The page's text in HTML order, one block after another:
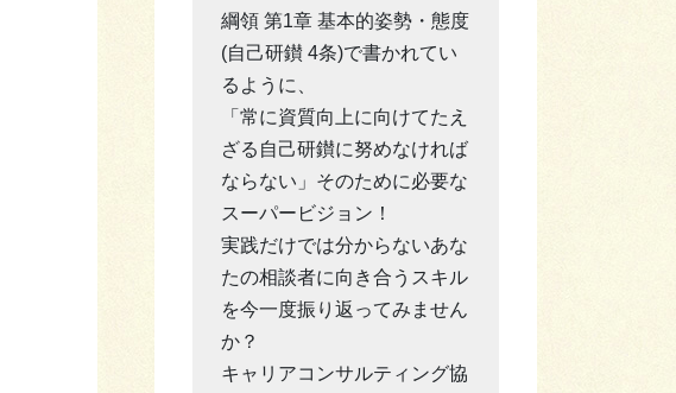
綱領 第1章 基本的姿勢・態度
(自己研鑚 4条)で書かれてい
るように、
「常に資質向上に向けてたえ
ざる自己研鑚に努めなければ
ならない」そのために必要な
スーパービジョン！
実践だけでは分からないあな
たの相談者に向き合うスキル
を今一度振り返ってみません
か？
キャリアコンサルティング協